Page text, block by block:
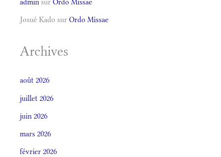
Josué Kado sur Ordo Missae
Archives
août 2026
juillet 2026
juin 2026
mars 2026
février 2026